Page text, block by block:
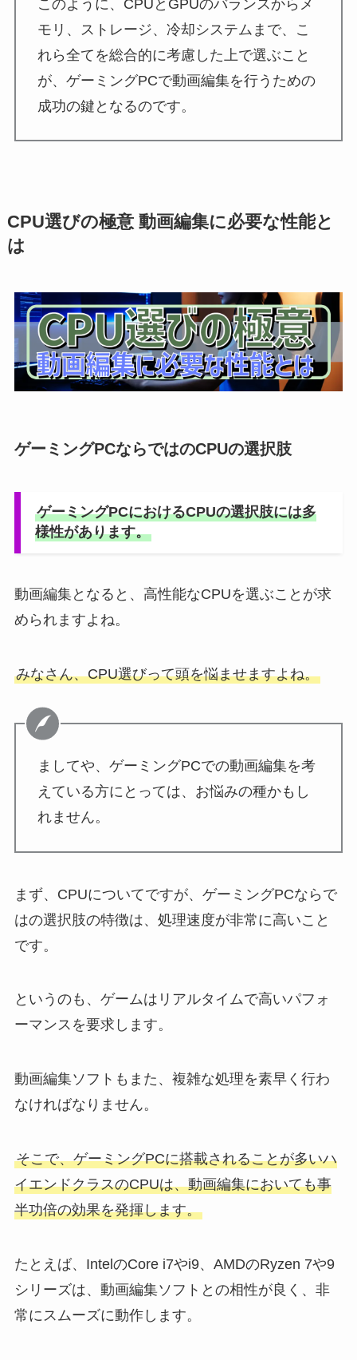
このように、CPUとGPUのバランスからメ
モリ、ストレージ、冷却システムまで、こ
れら全てを総合的に考慮した上で選ぶこと
が、ゲーミングPCで動画編集を行うための
成功の鍵となるのです。
CPU選びの極意 動画編集に必要な性能と
は
ゲーミングPCならではのCPUの選択肢
ゲーミングPCにおけるCPUの選択肢には多
様性があります。
動画編集となると、高性能なCPUを選ぶことが求
められますよね。
みなさん、CPU選びって頭を悩ませますよね。
ましてや、ゲーミングPCでの動画編集を考
えている方にとっては、お悩みの種かもし
れません。
まず、CPUについてですが、ゲーミングPCならで
はの選択肢の特徴は、処理速度が非常に高いこと
です。
というのも、ゲームはリアルタイムで高いパフォ
ーマンスを要求します。
動画編集ソフトもまた、複雑な処理を素早く行わ
なければなりません。
そこで、ゲーミングPCに搭載されることが多いハ
イエンドクラスのCPUは、動画編集においても事
半功倍の効果を発揮します。
たとえば、IntelのCore i7やi9、AMDのRyzen 7や9
シリーズは、動画編集ソフトとの相性が良く、非
常にスムーズに動作します。